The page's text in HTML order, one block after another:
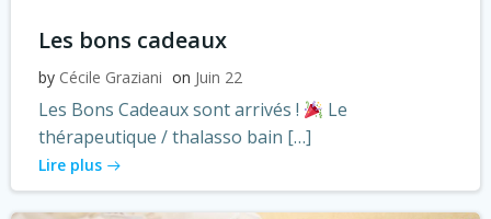
Les bons cadeaux
by Cécile Graziani on Juin 22
Les Bons Cadeaux sont arrivés !
Le
thérapeutique / thalasso bain […]
Lire plus